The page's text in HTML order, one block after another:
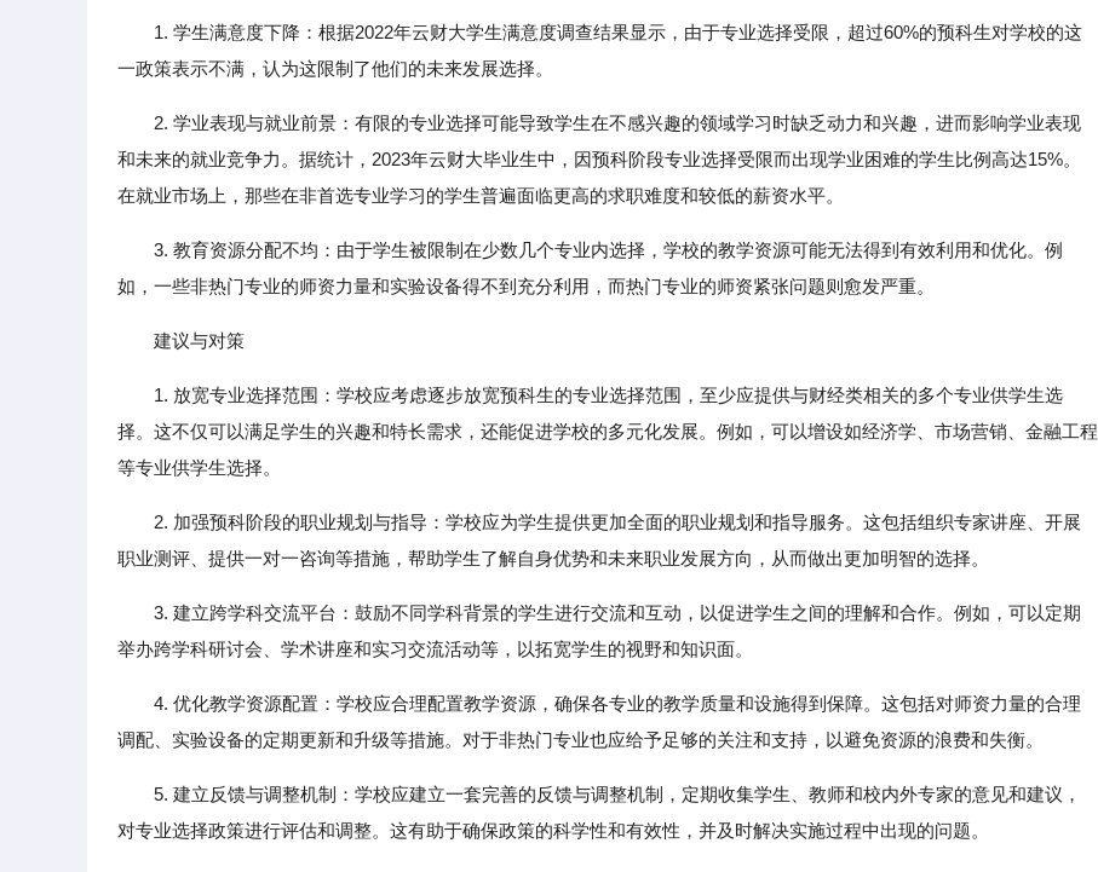
1. 学生满意度下降：根据2022年云财大学生满意度调查结果显示，由于专业选择受限，超过60%的预科生对学校的这
一政策表示不满，认为这限制了他们的未来发展选择。
2. 学业表现与就业前景：有限的专业选择可能导致学生在不感兴趣的领域学习时缺乏动力和兴趣，进而影响学业表现
和未来的就业竞争力。据统计，2023年云财大毕业生中，因预科阶段专业选择受限而出现学业困难的学生比例高达15%。
在就业市场上，那些在非首选专业学习的学生普遍面临更高的求职难度和较低的薪资水平。
3. 教育资源分配不均：由于学生被限制在少数几个专业内选择，学校的教学资源可能无法得到有效利用和优化。例
如，一些非热门专业的师资力量和实验设备得不到充分利用，而热门专业的师资紧张问题则愈发严重。
建议与对策
1. 放宽专业选择范围：学校应考虑逐步放宽预科生的专业选择范围，至少应提供与财经类相关的多个专业供学生选
择。这不仅可以满足学生的兴趣和特长需求，还能促进学校的多元化发展。例如，可以增设如经济学、市场营销、金融工程
等专业供学生选择。
2. 加强预科阶段的职业规划与指导：学校应为学生提供更加全面的职业规划和指导服务。这包括组织专家讲座、开展
职业测评、提供一对一咨询等措施，帮助学生了解自身优势和未来职业发展方向，从而做出更加明智的选择。
3. 建立跨学科交流平台：鼓励不同学科背景的学生进行交流和互动，以促进学生之间的理解和合作。例如，可以定期
举办跨学科研讨会、学术讲座和实习交流活动等，以拓宽学生的视野和知识面。
4. 优化教学资源配置：学校应合理配置教学资源，确保各专业的教学质量和设施得到保障。这包括对师资力量的合理
调配、实验设备的定期更新和升级等措施。对于非热门专业也应给予足够的关注和支持，以避免资源的浪费和失衡。
5. 建立反馈与调整机制：学校应建立一套完善的反馈与调整机制，定期收集学生、教师和校内外专家的意见和建议，
对专业选择政策进行评估和调整。这有助于确保政策的科学性和有效性，并及时解决实施过程中出现的问题。